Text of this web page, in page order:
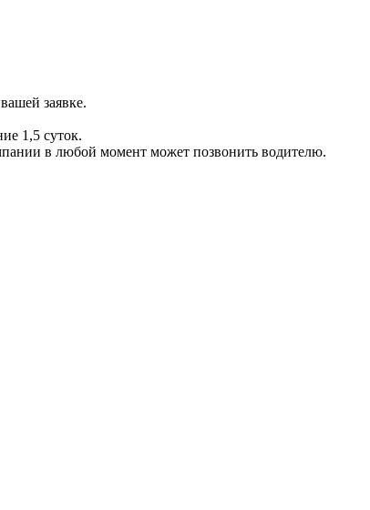
заявке.
1,5 суток.
в любой момент может позвонить водителю.